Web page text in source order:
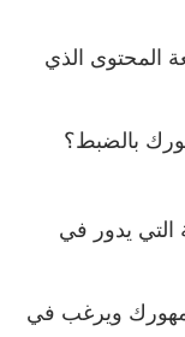
المحتوى الذي
بالضبط؟
التي يدور في
ويرغب في